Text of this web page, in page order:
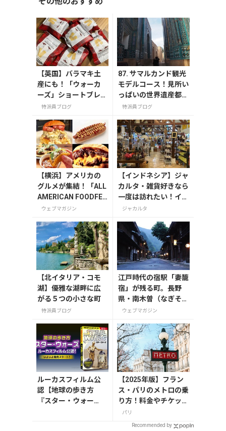
【英国】バラマキ土
産にも！「ウォーカ
ーズ」ショートブレ
ッド食べ切りパック
特派員ブログ
87. サマルカンド観光
モデルコース！見所い
っぱいの世界遺産都市
を満喫するおすすめプ
特派員ブログ
【横浜】アメリカの
グルメが集結！「ALL
AMERICAN FOODFES
TIVAL ’25」が11月15
ウェブマガジン
【インドネシア】ジャ
カルタ・雑貨好きなら
一度は訪れたい！イン
ドネシアの魅力が詰ま
ジャカルタ
【北イタリア・コモ
湖】優雅な湖畔に広
がる５つの小さな町
特派員ブログ
江戸時代の宿駅「妻籠
宿」が残る町。長野
県・南木曽（なぎそ）
町ウェブマガジン
ルーカスフィルム公
認【地球の歩き方
『スター・ウォー
【2025年版】フラン
ス・パリのメトロの乗
り方！料金やチケット
の種類、注意点を解説
パリ
Recommended by